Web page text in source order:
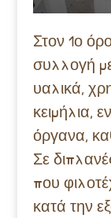
Στον 1ο
συλλογή
υαλικά,
κειμήλια,
όργανα,
Σε
που
κατά την